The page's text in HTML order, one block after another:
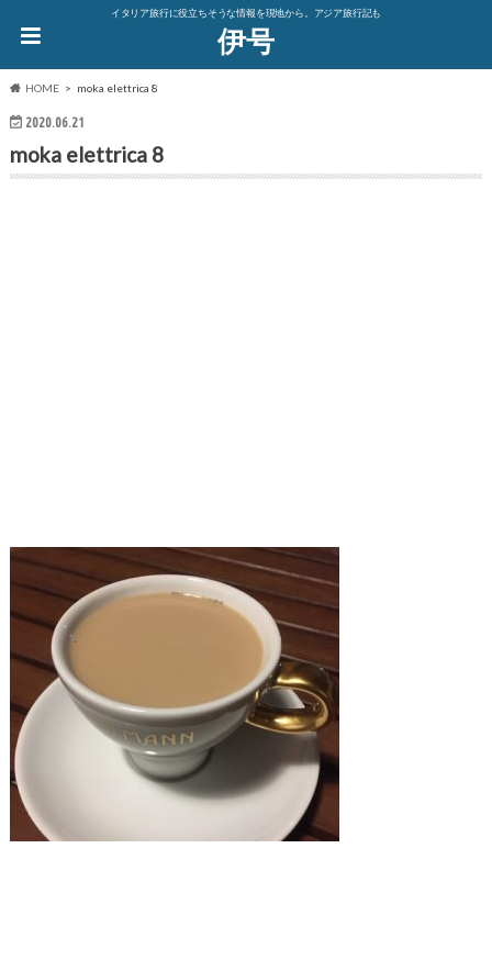
イタリア旅行に役立ちそうな情報を現地から。アジア旅行記も
伊号
HOME moka elettrica 8
2020.06.21
moka elettrica 8